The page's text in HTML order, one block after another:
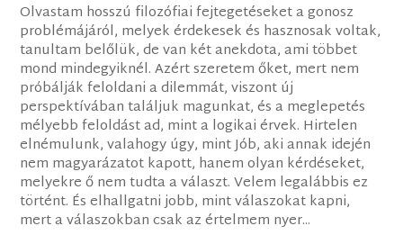
Olvastam hosszú filozófiai fejtegetéseket a gonosz
problémájáról, melyek érdekesek és hasznosak voltak,
tanultam belőlük, de van két anekdota, ami többet
mond mindegyiknél. Azért szeretem őket, mert nem
próbálják feloldani a dilemmát, viszont új
perspektívában találjuk magunkat, és a meglepetés
mélyebb feloldást ad, mint a logikai érvek. Hirtelen
elnémulunk, valahogy úgy, mint Jób, aki annak idején
nem magyarázatot kapott, hanem olyan kérdéseket,
melyekre ő nem tudta a választ. Velem legalábbis ez
történt. És elhallgatni jobb, mint válaszokat kapni,
mert a válaszokban csak az értelmem nyer...